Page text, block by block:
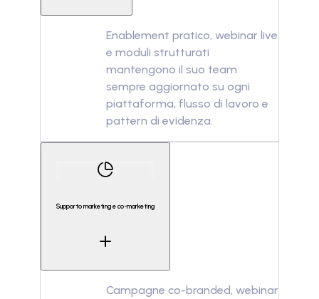
Enablement pratico, webinar live
e moduli strutturati
mantengono il suo team
sempre aggiornato su ogni
piattaforma, flusso di lavoro e
pattern di evidenza.
Supporto marketing e co-marketing
Campagne co-branded, webinar